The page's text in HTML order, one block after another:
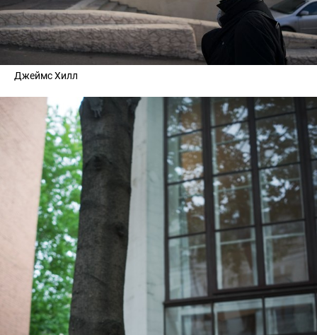
Джеймс Хилл